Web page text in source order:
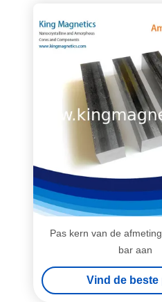
Pas kern van de
bar aan
Vind de beste